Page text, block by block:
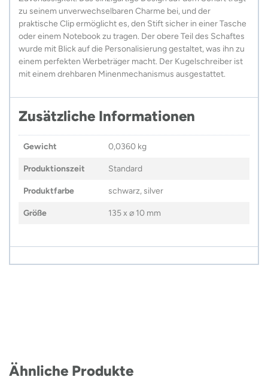
zu seinem unverwechselbaren Charme bei, und der
praktische Clip ermöglicht es, den Stift sicher in einer Tasche
oder einem Notebook zu tragen. Der obere Teil des Schaftes
wurde mit Blick auf die Personalisierung gestaltet, was ihn zu
einem perfekten Werbeträger macht. Der Kugelschreiber ist
mit einem drehbaren Minenmechanismus ausgestattet.
Zusätzliche Informationen
Gewicht 0,0360 kg
Produktionszeit Standard
Produktfarbe schwarz, silver
Größe 135 x ⌀ 10 mm
Ähnliche Produkte